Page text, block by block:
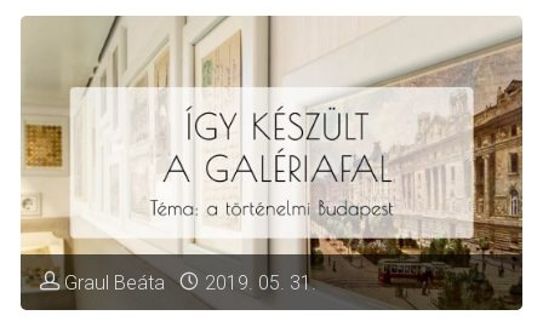
Rudiról"
Graul Beáta 2019. 05. 31.